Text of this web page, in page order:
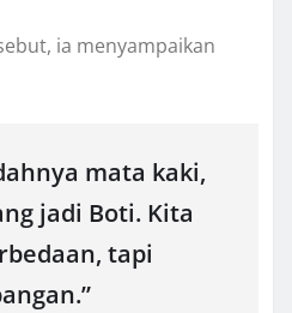
ia menyampaikan
mata kaki,
jadi Boti. Kita
tapi